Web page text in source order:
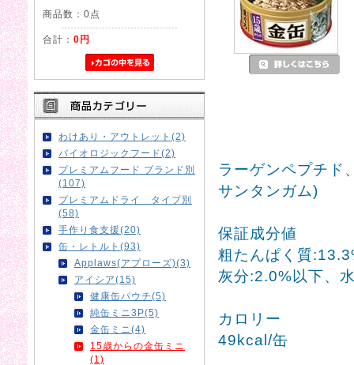
商品数：0点
合計： 0円
わけあり・アウトレット(2)
バイオロジックフード(2)
プレミアムフード ブランド別
(107)
プレミアムドライ タイプ別
(58)
手作り食支援(20)
缶・レトルト(93)
Applaws(アプローズ)(3)
アイシア(15)
健康缶パウチ(5)
純缶ミニ3P(5)
金缶ミニ(4)
15歳からの金缶ミニ
(1)
ラーゲンペプチド
サンタンガム)
保証成分値
粗たんぱく質
灰分:2.0%以下、
カロリー
49kcal/缶